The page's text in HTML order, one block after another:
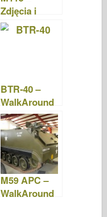
Zdjęcia i
wideo
BTR-40 –
WalkAround
M59 APC –
WalkAround